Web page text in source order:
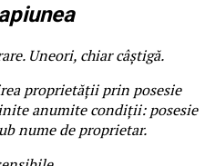
Uneori, chiar câștigă.
proprietății prin posesie
anumite condiții: posesie
nume de proprietar.